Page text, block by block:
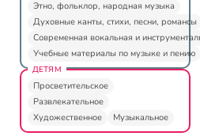
Этно, фольклор, народная музыка
Духовные канты, стихи, песни, романсы
Современная вокальная и
Учебные материалы по музыке и пению
ДЕТЯМ
Просветительское
Развлекательное
Художественное
Музыкальное